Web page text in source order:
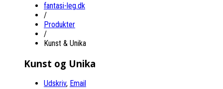
fantasi-leg.dk
/
Produkter
/
Kunst & Unika
Kunst og Unika
Udskriv, Email